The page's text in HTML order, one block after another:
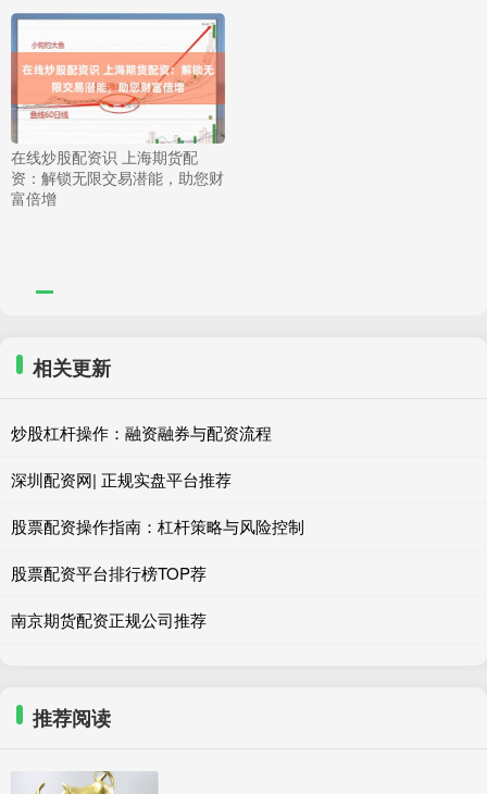
在线炒股配资识 上海期货配
资：解锁无限交易潜能，助您财
富倍增
相关更新
炒股杠杆操作：融资融券与配资流程
深圳配资网| 正规实盘平台推荐
股票配资操作指南：杠杆策略与风险控制
股票配资平台排行榜TOP荐
南京期货配资正规公司推荐
推荐阅读